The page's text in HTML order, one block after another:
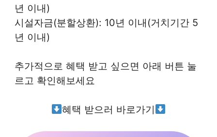
년 이내)
시설자금(분할상환): 10년 이내(거치기간 5
년 이내)
추가적으로 혜택 받고 싶으면 아래 버튼 눌
르고 확인해보세요
혜택 받으러 바로가기